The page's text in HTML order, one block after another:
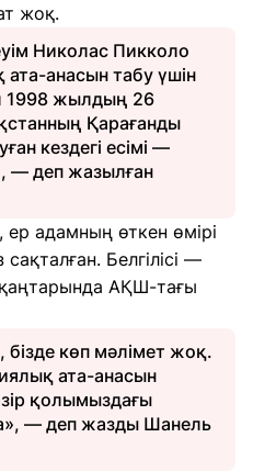
жоқ.
Николас Пикколо
ата-анасын табу үшін
1998 жылдың 26
Қарағанды
кездегі есімі —
— деп жазылған
адамның өткен өмірі
Белгілісі —
АҚШ-тағы
көп мәлімет жоқ.
ата-анасын
қолымыздағы
— деп жазды Шанель